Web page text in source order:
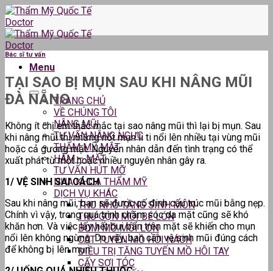
Skip
to
content
Menu
TRANG CHỦ
VỀ CHÚNG TÔI
NÂNG MŨI
TƯ VẤN NÂNG NGỰC
THẨM MỸ MẮT
HÀM – MẶT
TƯ VẤN HÚT MỠ
NHA KHOA THẨM MỸ
DỊCH VỤ KHÁC
THU NHỎ TẦNG SINH MÔN
THU GỌN MÔI BÉ LỚN
BƠM MỠ MÔI LỚN
CẮT TUYẾN MỒ HÔI NÁCH
ĐIỀU TRỊ TĂNG TUYẾN MỒ HÔI TAY
CẤY SỢI TÓC
Bác sĩ tư vấn
TẠI SAO BỊ MỤN SAU KHI NÂNG MŨI
ĐÀ NẴNG
Không ít chị em thắc mắc tại sao nâng mũi thì lại bị mụn. Sau
khi nâng mũi thì những nốt mụn li ti nổi lên nhiều tại vùng mũi
hoặc cả gương mặt. Nguyên nhân dẫn đến tình trạng có thể
xuất phát từ một hoặc nhiều nguyên nhân gây ra.
1/ VỆ SINH SAI CÁCH
Sau khi nâng mũi, bạn sẽ được cố đinh cấu trúc mũi bằng nẹp.
Chính vì vậy, trong quá trình chăm sóc da mặt cũng sẽ khó
khăn hơn. Và việc lấy hết bụi bẩn trên mặt sẽ khiến cho mụn
nổi lên không ngừng. Do vậy, bạn cần vệ sinh mũi đúng cách
để không bị lên mụn.